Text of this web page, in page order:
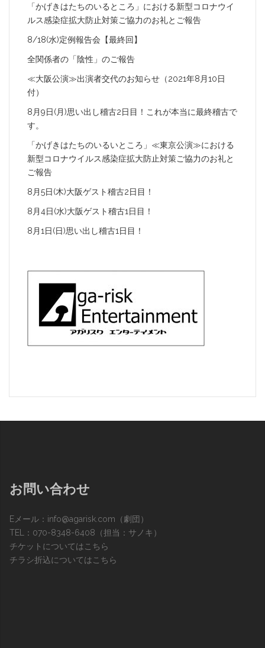
「かげきはたちのいるところ」における新型コロナウイ
ルス感染症拡大防止対策ご協力のお礼とご報告
8/18(水)定例報告会【最終回】
全関係者の「陰性」のご報告
≪大阪公演≫出演者交代のお知らせ（2021年8月10日
付）
8月9日(月)思い出し稽古2日目！これが本当に最終稽古で
す。
「かげきはたちのいるいところ」≪東京公演≫における
新型コロナウイルス感染症拡大防止対策ご協力のお礼と
ご報告
8月5日(木)大阪ゲスト稽古2日目！
8月4日(水)大阪ゲスト稽古1日目！
8月1日(日)思い出し稽古1日目！
お問い合わせ
Eメール： info@agarisk.com （劇団）
TEL：070-8348-6408（担当：サノキ）
チケットについてはこちら
チラシ折込についてはこちら